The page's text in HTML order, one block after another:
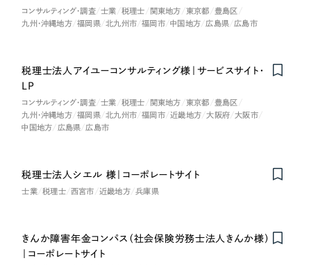
コンサルティング・調査 士業 税理士 関東地方 東京都
豊島区
九州・沖縄地方
福岡県 北九州市 福岡市 中国地方 広島県 広島市
税理士法人アイユーコンサルティング様｜サービスサイト・
LP
コンサルティング・調査 士業 税理士 関東地方 東京都
豊島区
九州・沖縄地方
福岡県 北九州市 福岡市 近畿地方 大阪府
大阪市
中国地方
広島県 広島市
税理士法人シエル 様｜コーポレートサイト
士業 税理士 西宮市 近畿地方 兵庫県
きんか障害年金コンパス（社会保険労務士法人きんか様）
｜コーポレートサイト